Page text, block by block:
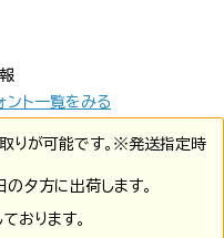
ント一覧をみる
りが可能です。※発送指定時
夕方に出荷します。
おります。